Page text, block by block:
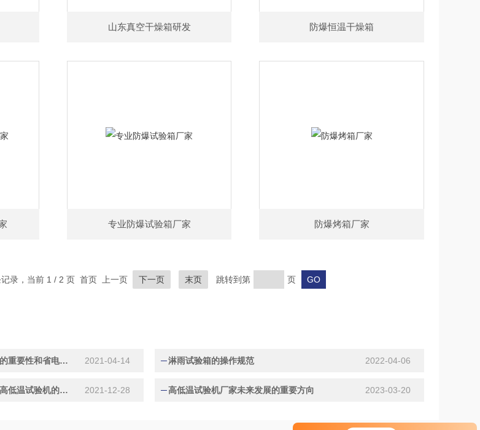
山东真空干燥箱研发 防爆恒温干燥箱
专业防爆试验箱厂家 防爆烤箱厂家
录，当前 1 / 2 页 首页 上一页 下一页 末页 跳转到第 页
讲解快速温变试验箱放置地方的重要性和省电办法 2021-04-14 淋雨试验箱的操作规范 2022-04-06
哪些不正确的放置方法会影响高低温试验机的使用？ 2021-12-28 高低温试验机厂家未来发展的重要方向 2023-03-20